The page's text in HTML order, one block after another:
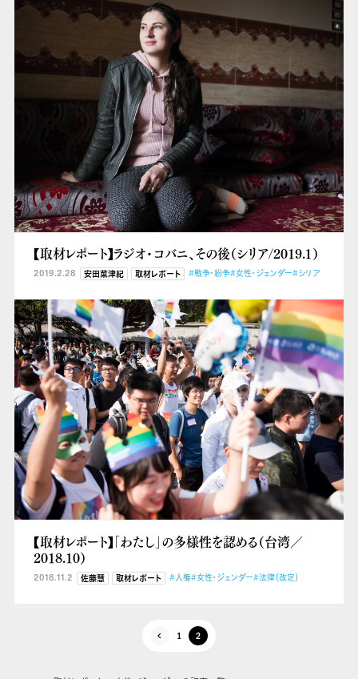
【取材レポート】ラジオ・コバニ、その後（シリア/2019.１）
2019.2.28 安田菜津紀 取材レポート #戦争・紛争#女性・ジェンダー#シリア
【取材レポート】「わたし」の多様性を認める（台湾／
2018.10）
2018.11.2 佐藤慧 取材レポート #人権#女性・ジェンダー#法律（改定）
1 2